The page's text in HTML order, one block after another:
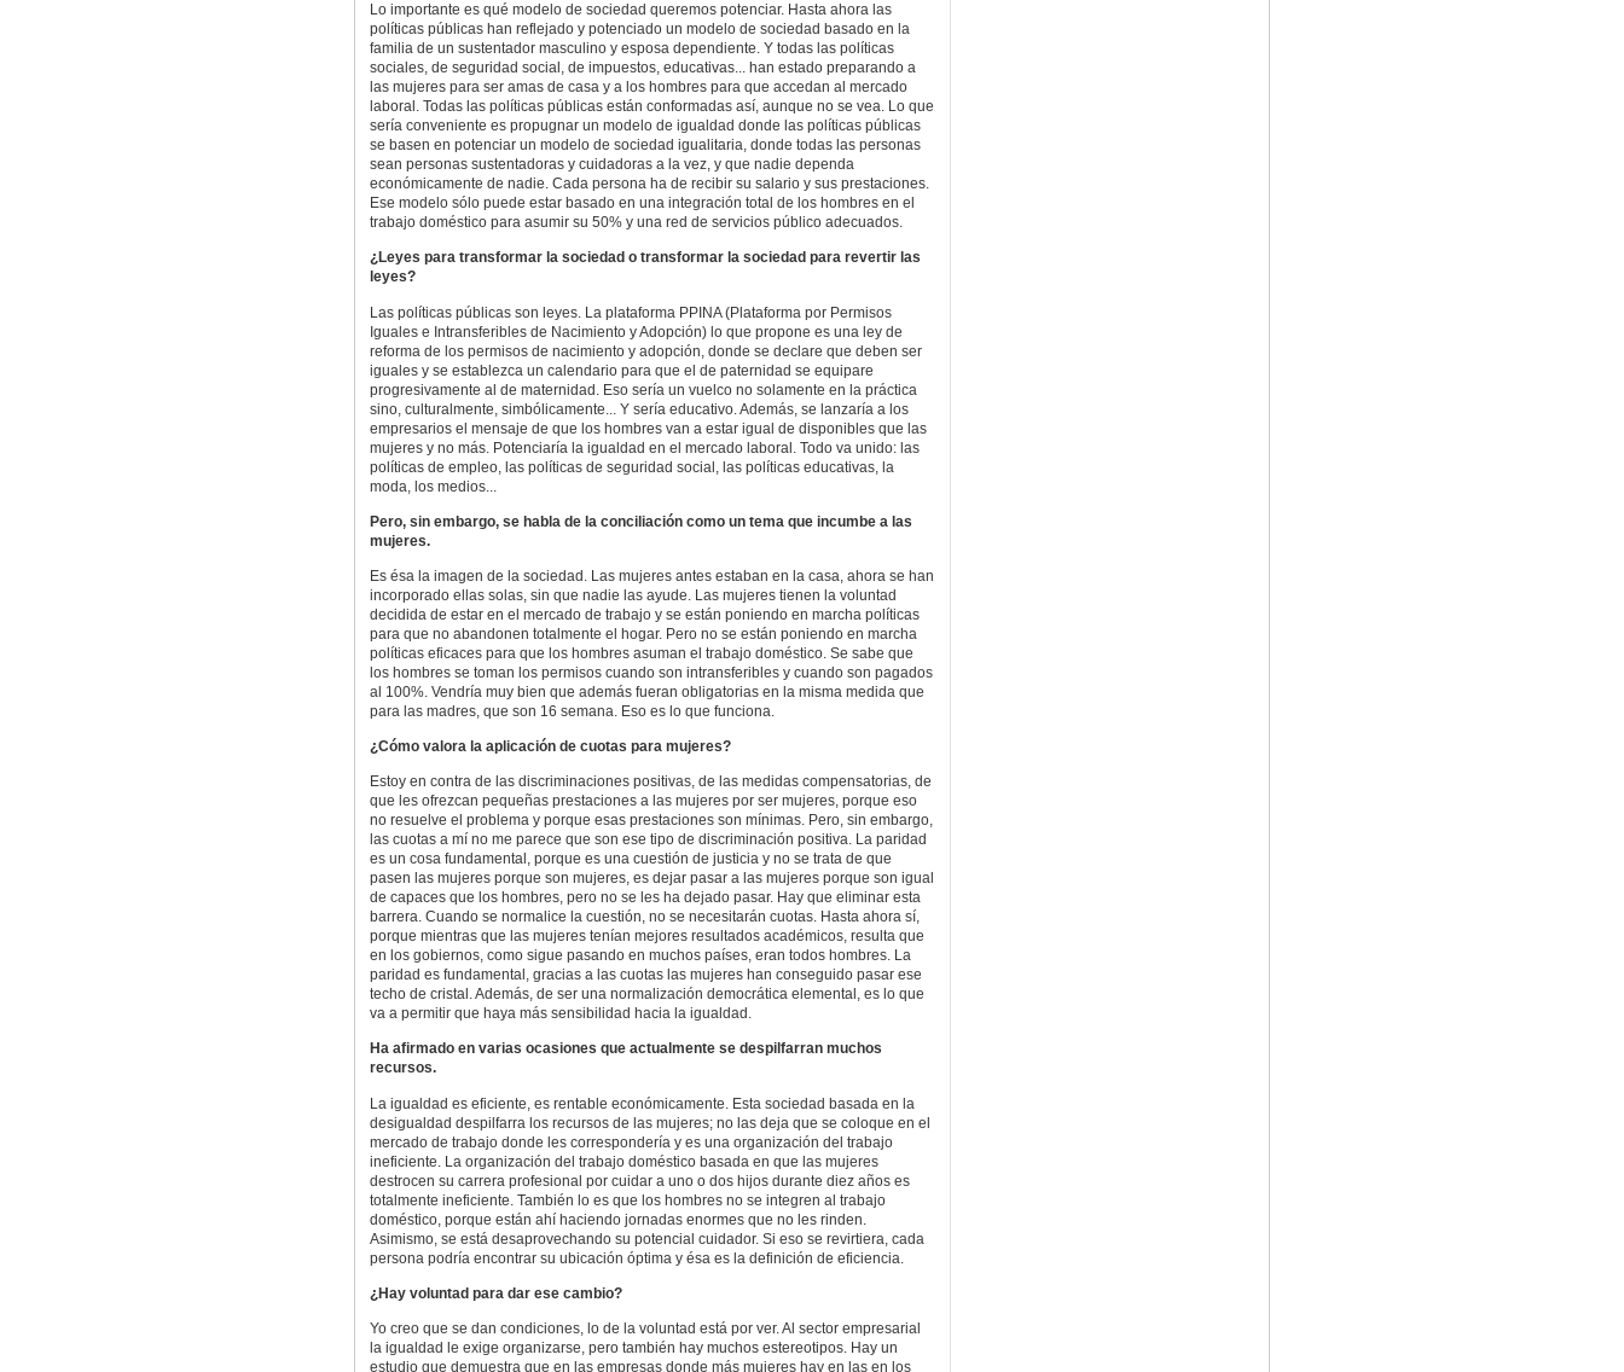
Lo importante es qué modelo de sociedad queremos potenciar. Hasta ahora las
políticas públicas han reflejado y potenciado un modelo de sociedad basado en la
familia de un sustentador masculino y esposa dependiente. Y todas las políticas
sociales, de seguridad social, de impuestos, educativas... han estado preparando a
las mujeres para ser amas de casa y a los hombres para que accedan al mercado
laboral. Todas las políticas públicas están conformadas así, aunque no se vea. Lo que
sería conveniente es propugnar un modelo de igualdad donde las políticas públicas
se basen en potenciar un modelo de sociedad igualitaria, donde todas las personas
sean personas sustentadoras y cuidadoras a la vez, y que nadie dependa
económicamente de nadie. Cada persona ha de recibir su salario y sus prestaciones.
Ese modelo sólo puede estar basado en una integración total de los hombres en el
trabajo doméstico para asumir su 50% y una red de servicios público adecuados.
¿Leyes para transformar la sociedad o transformar la sociedad para revertir las
leyes?
Las políticas públicas son leyes. La plataforma PPINA (Plataforma por Permisos
Iguales e Intransferibles de Nacimiento y Adopción) lo que propone es una ley de
reforma de los permisos de nacimiento y adopción, donde se declare que deben ser
iguales y se establezca un calendario para que el de paternidad se equipare
progresivamente al de maternidad. Eso sería un vuelco no solamente en la práctica
sino, culturalmente, simbólicamente... Y sería educativo. Además, se lanzaría a los
empresarios el mensaje de que los hombres van a estar igual de disponibles que las
mujeres y no más. Potenciaría la igualdad en el mercado laboral. Todo va unido: las
políticas de empleo, las políticas de seguridad social, las políticas educativas, la
moda, los medios...
Pero, sin embargo, se habla de la conciliación como un tema que incumbe a las
mujeres.
Es ésa la imagen de la sociedad. Las mujeres antes estaban en la casa, ahora se han
incorporado ellas solas, sin que nadie las ayude. Las mujeres tienen la voluntad
decidida de estar en el mercado de trabajo y se están poniendo en marcha políticas
para que no abandonen totalmente el hogar. Pero no se están poniendo en marcha
políticas eficaces para que los hombres asuman el trabajo doméstico. Se sabe que
los hombres se toman los permisos cuando son intransferibles y cuando son pagados
al 100%. Vendría muy bien que además fueran obligatorias en la misma medida que
para las madres, que son 16 semana. Eso es lo que funciona.
¿Cómo valora la aplicación de cuotas para mujeres?
Estoy en contra de las discriminaciones positivas, de las medidas compensatorias, de
que les ofrezcan pequeñas prestaciones a las mujeres por ser mujeres, porque eso
no resuelve el problema y porque esas prestaciones son mínimas. Pero, sin embargo,
las cuotas a mí no me parece que son ese tipo de discriminación positiva. La paridad
es un cosa fundamental, porque es una cuestión de justicia y no se trata de que
pasen las mujeres porque son mujeres, es dejar pasar a las mujeres porque son igual
de capaces que los hombres, pero no se les ha dejado pasar. Hay que eliminar esta
barrera. Cuando se normalice la cuestión, no se necesitarán cuotas. Hasta ahora sí,
porque mientras que las mujeres tenían mejores resultados académicos, resulta que
en los gobiernos, como sigue pasando en muchos países, eran todos hombres. La
paridad es fundamental, gracias a las cuotas las mujeres han conseguido pasar ese
techo de cristal. Además, de ser una normalización democrática elemental, es lo que
va a permitir que haya más sensibilidad hacia la igualdad.
Ha afirmado en varias ocasiones que actualmente se despilfarran muchos
recursos.
La igualdad es eficiente, es rentable económicamente. Esta sociedad basada en la
desigualdad despilfarra los recursos de las mujeres; no las deja que se coloque en el
mercado de trabajo donde les correspondería y es una organización del trabajo
ineficiente. La organización del trabajo doméstico basada en que las mujeres
destrocen su carrera profesional por cuidar a uno o dos hijos durante diez años es
totalmente ineficiente. También lo es que los hombres no se integren al trabajo
doméstico, porque están ahí haciendo jornadas enormes que no les rinden.
Asimismo, se está desaprovechando su potencial cuidador. Si eso se revirtiera, cada
persona podría encontrar su ubicación óptima y ésa es la definición de eficiencia.
¿Hay voluntad para dar ese cambio?
Yo creo que se dan condiciones, lo de la voluntad está por ver. Al sector empresarial
la igualdad le exige organizarse, pero también hay muchos estereotipos. Hay un
estudio que demuestra que en las empresas donde más mujeres hay en las en los